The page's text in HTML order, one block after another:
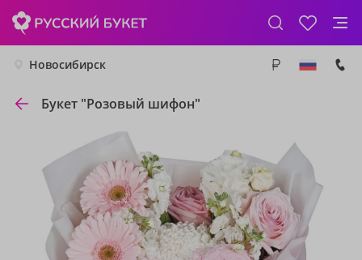
Новосибирск
Букет "Розовый шифон"